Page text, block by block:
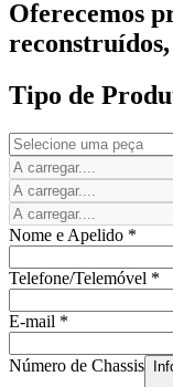
Oferecemos
reconstruídos,
Tipo de
Nome e Apelido *
Telefone/Telemóvel *
E-mail *
Número de Chassis